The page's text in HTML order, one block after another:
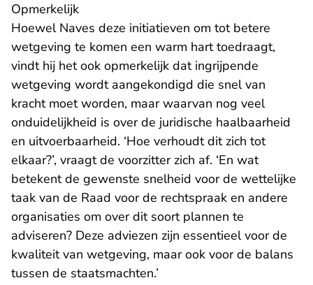
Opmerkelijk
Hoewel Naves deze initiatieven om tot betere
wetgeving te komen een warm hart toedraagt,
vindt hij het ook opmerkelijk dat ingrijpende
wetgeving wordt aangekondigd die snel van
kracht moet worden, maar waarvan nog veel
onduidelijkheid is over de juridische haalbaarheid
en uitvoerbaarheid. ‘Hoe verhoudt dit zich tot
elkaar?’, vraagt de voorzitter zich af. ‘En wat
betekent de gewenste snelheid voor de wettelijke
taak van de Raad voor de rechtspraak en andere
organisaties om over dit soort plannen te
adviseren? Deze adviezen zijn essentieel voor de
kwaliteit van wetgeving, maar ook voor de balans
tussen de staatsmachten.’